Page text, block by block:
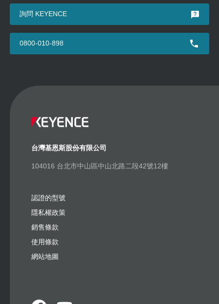
詢問 KEYENCE
0800-010-898
台灣基恩斯股份有限公司
104016 台北市中山區中山北路二段42號12樓
認證的型號
隱私權政策
銷售條款
使用條款
網站地圖